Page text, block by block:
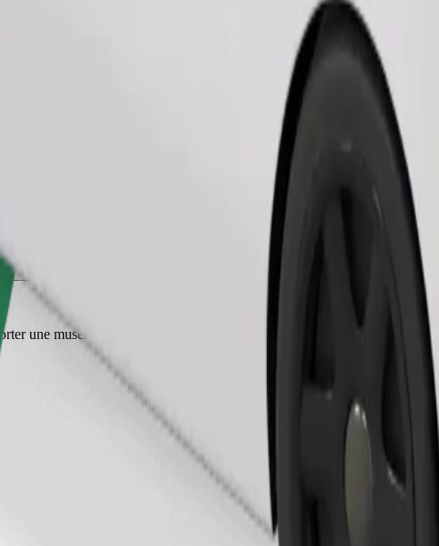
une muselière, les petits animaux doivent être dans une cage de